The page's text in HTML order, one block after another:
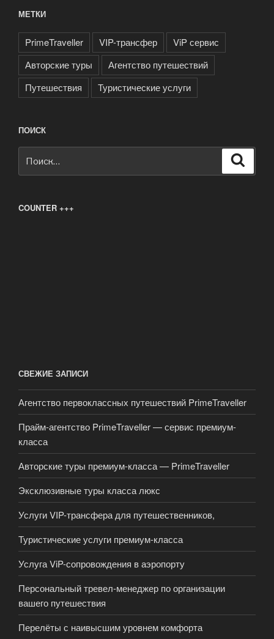
МЕТКИ
PrimeTraveller VIP-трансфер
ViP сервис
Авторские туры
Агентство путешествий
Путешествия
Туристические услуги
ПОИСК
COUNTER +++
СВЕЖИЕ ЗАПИСИ
Агентство первоклассных путешествий PrimeTraveller
Прайм-агентство PrimeTraveller — сервис премиум-
класса
Авторские туры премиум-класса — PrimeTraveller
Эксклюзивные туры класса люкс
Услуги VIP-трансфера для путешественников,
Туристические услуги премиум-класса
Услуга ViP-сопровождения в аэропорту
Персональный тревел-менеджер по организации
вашего путешествия
Перелёты с наивысшим уровнем комфорта